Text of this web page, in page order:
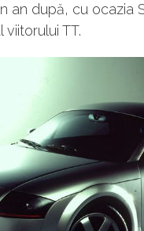
an după, cu ocazia
TT.